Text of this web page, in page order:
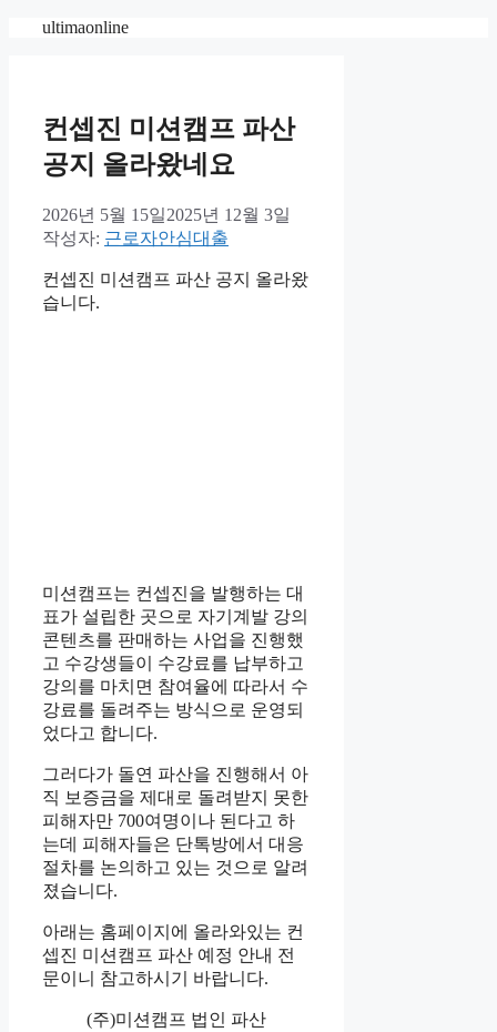
ultimaonline
컨셉진 미션캠프 파산
공지 올라왔네요
2026년 5월 15일2025년 12월 3일
작성자: 근로자안심대출
컨셉진 미션캠프 파산 공지 올라왔
습니다.
미션캠프는 컨셉진을 발행하는 대
표가 설립한 곳으로 자기계발 강의
콘텐츠를 판매하는 사업을 진행했
고 수강생들이 수강료를 납부하고
강의를 마치면 참여율에 따라서 수
강료를 돌려주는 방식으로 운영되
었다고 합니다.
그러다가 돌연 파산을 진행해서 아
직 보증금을 제대로 돌려받지 못한
피해자만 700여명이나 된다고 하
는데 피해자들은 단톡방에서 대응
절차를 논의하고 있는 것으로 알려
졌습니다.
아래는 홈페이지에 올라와있는 컨
셉진 미션캠프 파산 예정 안내 전
문이니 참고하시기 바랍니다.
(주)미션캠프 법인 파산